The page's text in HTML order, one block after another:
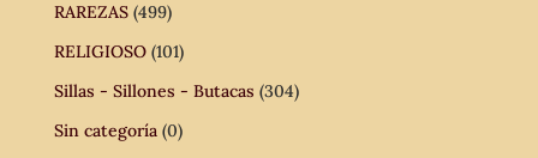
RAREZAS (499)
RELIGIOSO (101)
Sillas - Sillones - Butacas (304)
Sin categoría (0)